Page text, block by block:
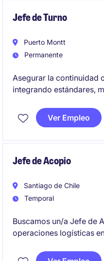
Jefe de Turno
Puerto Montt
Permanente
Asegurar la continuidad
integrando estándares,
terreno, identificando
prácticas operativas en
Ver Empleo
Jefe de Acopio
Santiago de Chile
Temporal
Buscamos un/a Jefe de
operaciones logísticas
diseñar, estructurar y